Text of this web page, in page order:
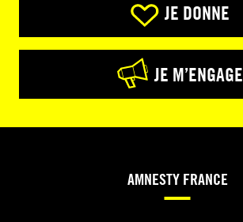
JE DONNE
JE M’ENGAGE
AMNESTY FRANCE